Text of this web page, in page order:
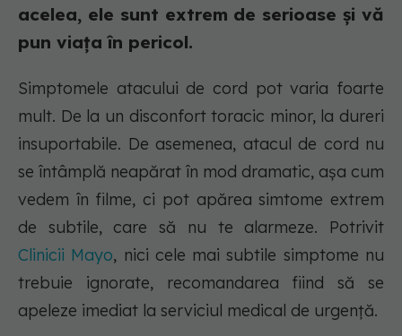
acelea, ele sunt extrem de serioase și vă
pun viața în pericol.
Simptomele atacului de cord pot varia foarte
mult. De la un disconfort toracic minor, la dureri
insuportabile. De asemenea, atacul de cord nu
se întâmplă neapărat în mod dramatic, așa cum
vedem în filme, ci pot apărea simtome extrem
de subtile, care să nu te alarmeze. Potrivit
Clinicii Mayo, nici cele mai subtile simptome nu
trebuie ignorate, recomandarea fiind să se
apeleze imediat la serviciul medical de urgență.